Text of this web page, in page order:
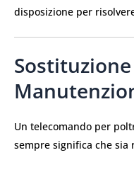
disposizione per
Un telecomando per
sempre significa che sia